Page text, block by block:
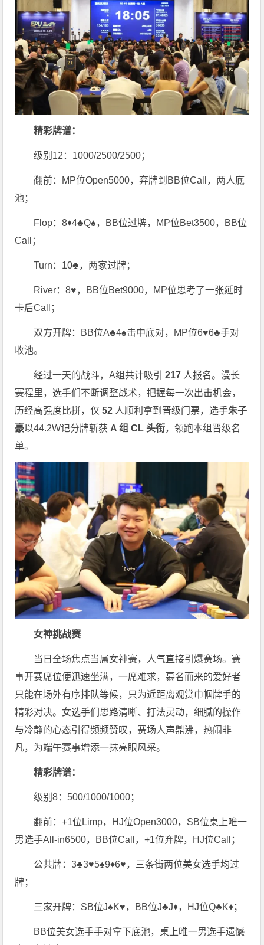
精彩牌谱：
级别12：1000/2500/2500；
翻前：MP位Open5000，弃牌到BB位Call，两人底
池；
Flop：8♦️4♣️Q♠️，BB位过牌，MP位Bet3500，BB位
Call；
Turn：10♣️，两家过牌；
River：8♥️，BB位Bet9000，MP位思考了一张延时
卡后Call；
双方开牌：BB位A♣️4♠️击中底对，MP位6♥️6♣️手对
收池。
经过一天的战斗，A组共计吸引217 人报名。漫长
赛程里，选手们不断调整战术，把握每一次出击机会，
历经高强度比拼，仅52 人顺利拿到晋级门票，选手朱子
豪以44.2W记分牌斩获 A 组 CL 头衔，领跑本组晋级名
单。
女神挑战赛
当日全场焦点当属女神赛，人气直接引爆赛场。赛
事开赛席位便迅速坐满，一席难求，慕名而来的爱好者
只能在场外有序排队等候，只为近距离观赏巾帼牌手的
精彩对决。女选手们思路清晰、打法灵动，细腻的操作
与冷静的心态引得频频赞叹，赛场人声鼎沸，热闹非
凡，为端午赛事增添一抹亮眼风采。
精彩牌谱：
级别8：500/1000/1000；
翻前：+1位Limp，HJ位Open3000，SB位桌上唯一
男选手All-in6500，BB位Call，+1位弃牌，HJ位Call；
公共牌：3♣️3♥️5♠️9♦️6♥️，三条街两位美女选手均过
牌；
三家开牌：SB位J♠️K♥️，BB位J♣️J♦️，HJ位Q♣️K♦️；
BB位美女选手手对拿下底池，桌上唯一男选手遗憾